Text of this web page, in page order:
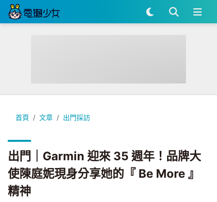
首頁 文章 出門採訪
出門｜Garmin 迎來 35 週年！品牌大使陳庭妮現身分享她的『
出門｜Garmin 迎來 35 週年！品牌大
使陳庭妮現身分享她的『 Be More 』
精神